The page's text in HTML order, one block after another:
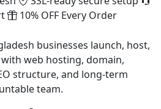
10% OFF Every Order
businesses launch, host,
web hosting, domain,
structure, and long-term
team.